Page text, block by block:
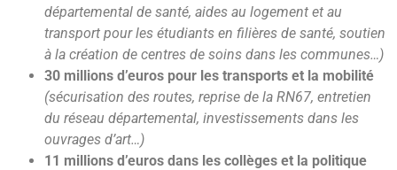
départemental de santé, aides au logement et au
transport pour les étudiants en filières de santé, soutien
à la création de centres de soins dans les communes…)
30 millions d’euros pour les transports et la mobilité
(sécurisation des routes, reprise de la RN67, entretien
du réseau départemental, investissements dans les
ouvrages d’art…)
11 millions d’euros dans les collèges et la politique